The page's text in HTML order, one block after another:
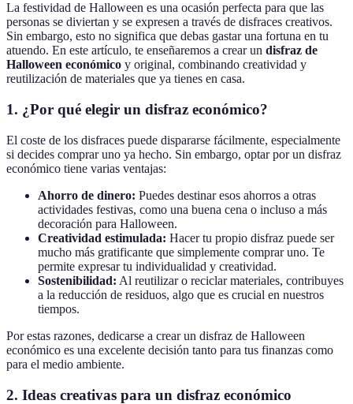
La festividad de Halloween es una ocasión perfecta para que las
personas se diviertan y se expresen a través de disfraces creativos.
Sin embargo, esto no significa que debas gastar una fortuna en tu
atuendo. En este artículo, te enseñaremos a crear un disfraz de
Halloween económico y original, combinando creatividad y
reutilización de materiales que ya tienes en casa.
1. ¿Por qué elegir un disfraz económico?
El coste de los disfraces puede dispararse fácilmente, especialmente
si decides comprar uno ya hecho. Sin embargo, optar por un disfraz
económico tiene varias ventajas:
Ahorro de dinero: Puedes destinar esos ahorros a otras
actividades festivas, como una buena cena o incluso a más
decoración para Halloween.
Creatividad estimulada: Hacer tu propio disfraz puede ser
mucho más gratificante que simplemente comprar uno. Te
permite expresar tu individualidad y creatividad.
Sostenibilidad: Al reutilizar o reciclar materiales, contribuyes
a la reducción de residuos, algo que es crucial en nuestros
tiempos.
Por estas razones, dedicarse a crear un disfraz de Halloween
económico es una excelente decisión tanto para tus finanzas como
para el medio ambiente.
2. Ideas creativas para un disfraz económico